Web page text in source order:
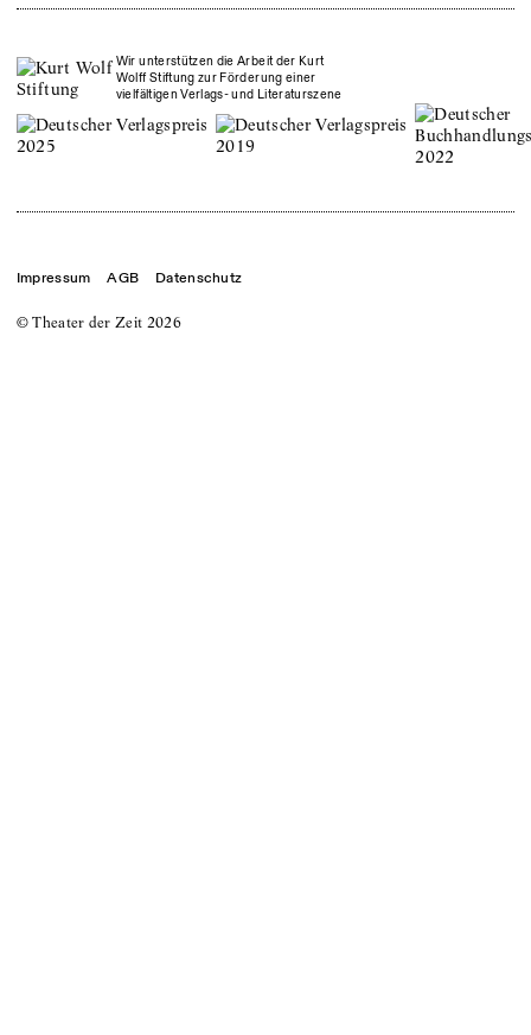
Wir unterstützen die Arbeit der Kurt
Wolff Stiftung zur Förderung einer
vielfältigen Verlags- und Literaturszene
© Theater der Zeit 2026
Impressum AGB Datenschutz